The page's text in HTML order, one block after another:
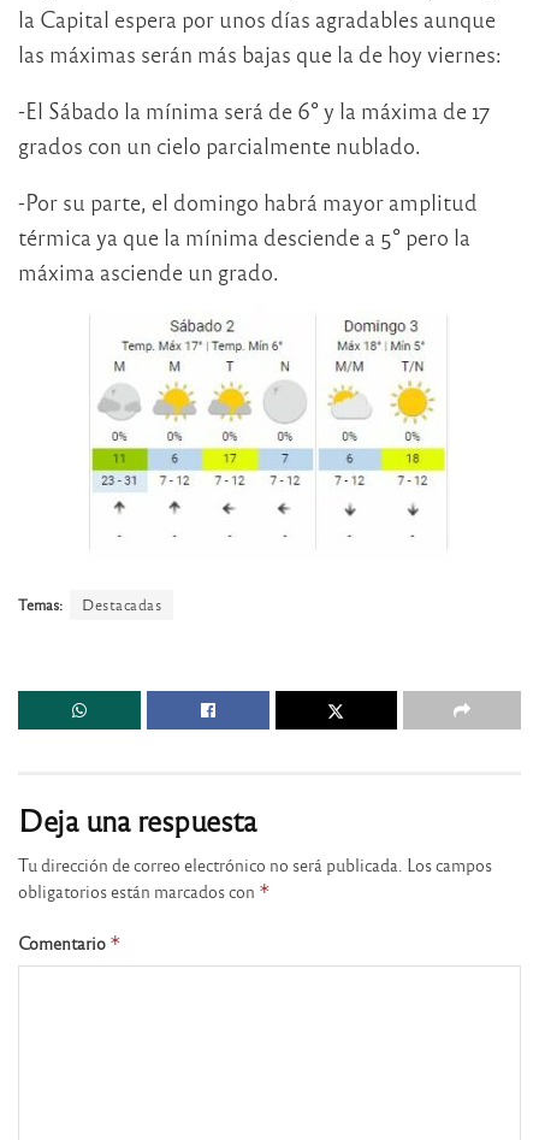
la Capital espera por unos días agradables aunque
las máximas serán más bajas que la de hoy viernes:
-El Sábado la mínima será de 6° y la máxima de 17
grados con un cielo parcialmente nublado.
-Por su parte, el domingo habrá mayor amplitud
térmica ya que la mínima desciende a 5° pero la
máxima asciende un grado.
Temas: Destacadas
Deja una respuesta
Tu dirección de correo electrónico no será publicada. Los campos
obligatorios están marcados con *
Comentario *